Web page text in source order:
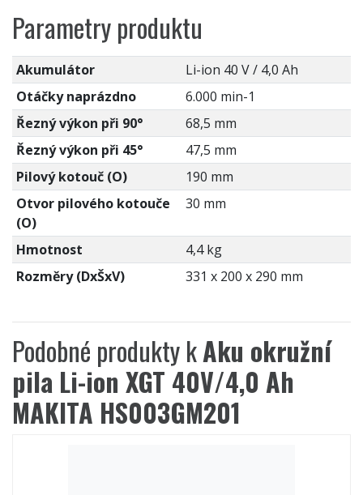
Parametry produktu
Akumulátor
Li-ion 40 V / 4,0 Ah
Otáčky naprázdno
6.000 min-1
Řezný výkon při 90°
68,5 mm
Řezný výkon při 45°
47,5 mm
Pilový kotouč (O)
190 mm
Otvor pilového kotouče
(O)
30 mm
Hmotnost
4,4 kg
Rozměry (DxŠxV)
331 x 200 x 290 mm
Podobné produkty kAku okružní
pila Li-ion XGT 40V/4,0 Ah
MAKITA HS003GM201